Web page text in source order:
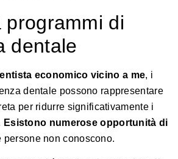
programmi di
dentale
economico vicino a me, i
dentale possono rappresentare
per ridurre significativamente i
Esistono numerose opportunità di
persone non conoscono.